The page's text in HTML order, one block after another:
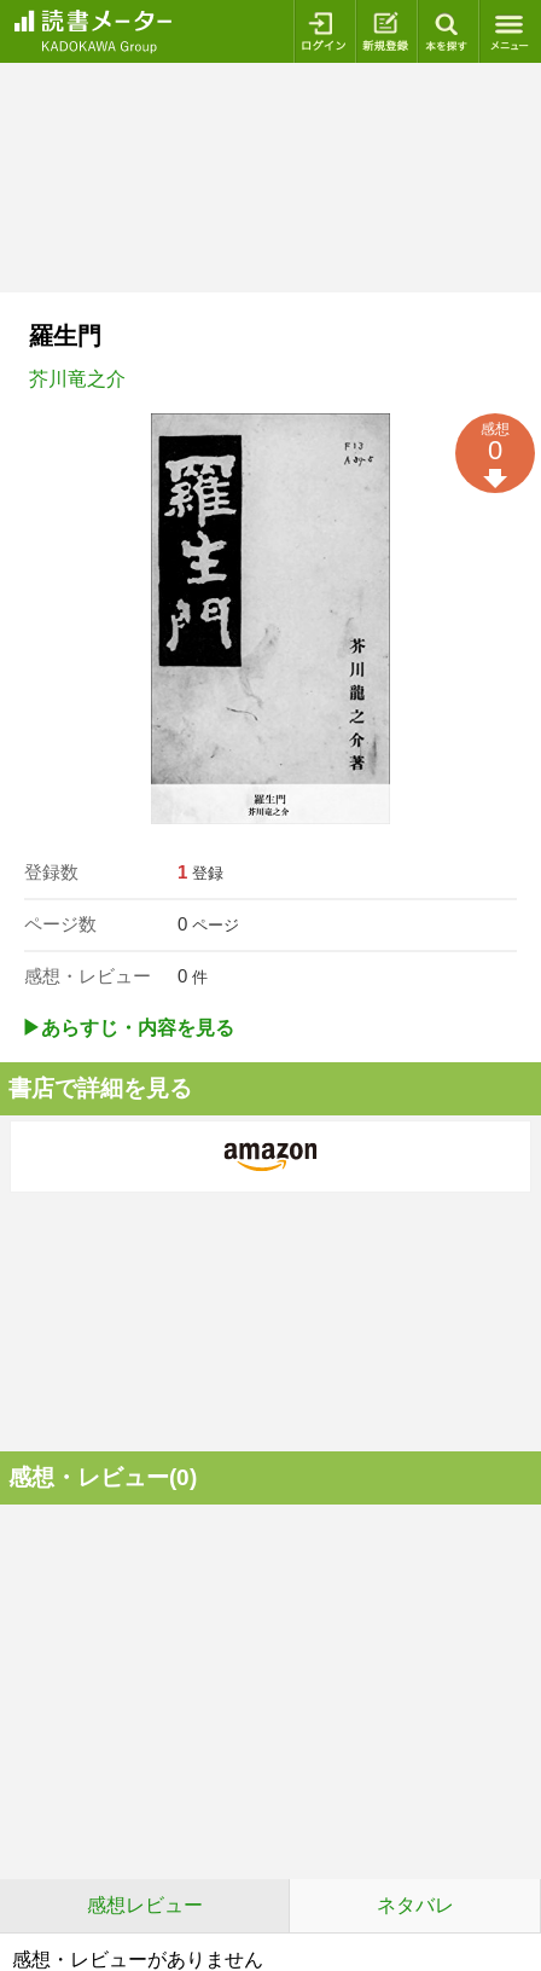
ログイン 新規登録
羅生門
芥川竜之介
登録数 1 登録
ページ数 0 ページ
感想・レビュー 0 件
感想
0
▶︎あらすじ・内容を見る
書店で詳細を見る
感想・レビュー(0)
感想レビュー ネタバレ
感想・レビューがありません